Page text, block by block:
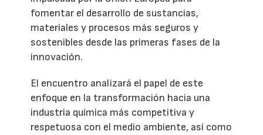
fomentar el desarrollo de sustancias,
materiales y procesos más seguros y
sostenibles desde las primeras fases de la
innovación.
El encuentro analizará el papel de este
enfoque en la transformación hacia una
industria química más competitiva y
respetuosa con el medio ambiente, así como